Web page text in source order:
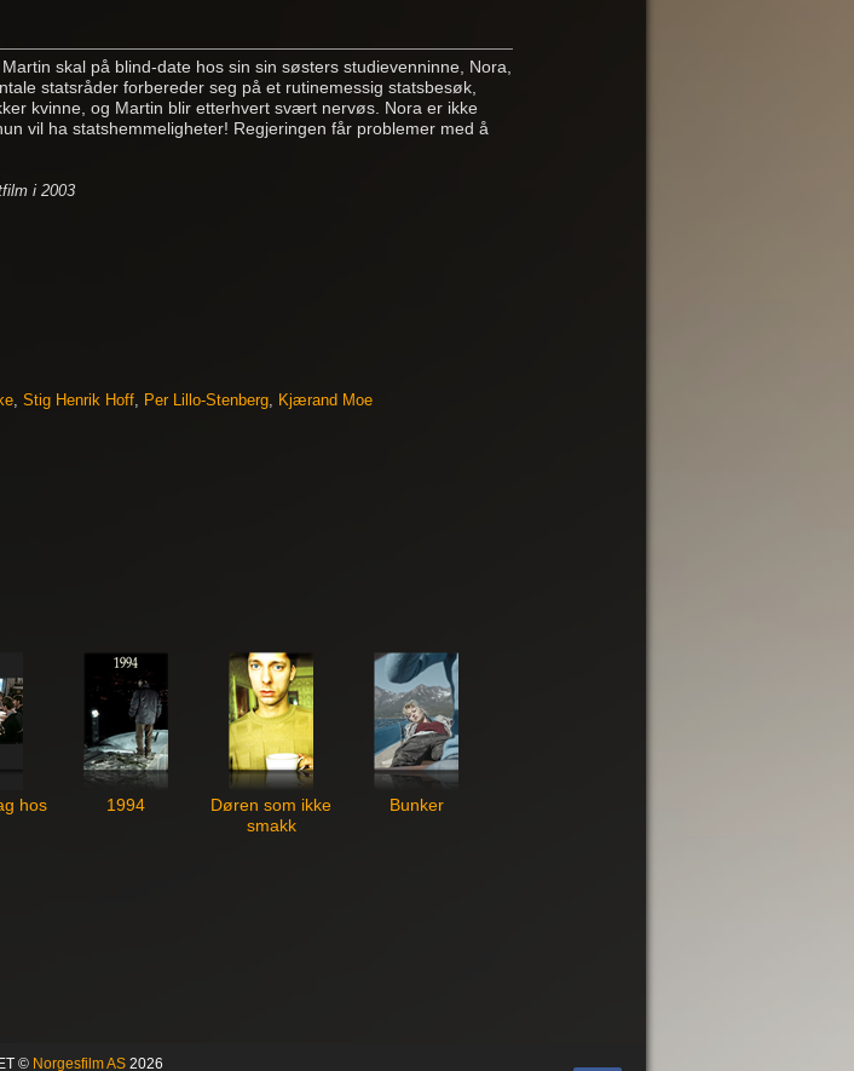
skal på blind-date hos sin sin søsters studievenninne, Nora,
statsråder forbereder seg på et rutinemessig statsbesøk,
kvinne, og Martin blir etterhvert svært nervøs. Nora er ikke
vil ha statshemmeligheter! Regjeringen får problemer med å
i 2003
, Stig Henrik Hoff, Per Lillo-Stenberg, Kjærand Moe
hos
1994
Døren som ikke
smakk
Bunker
© Norgesfilm AS2026